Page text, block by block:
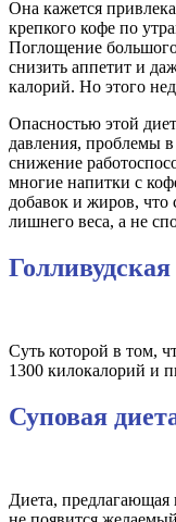
Она кажется
крепкого кофе по
Поглощение
снизить аппетит и
калорий. Но этого
Опасностью этой
давления, проблемы
снижение
многие напитки с
добавок и жиров, что
лишнего веса, а не
Голливудская
Суть которой в том,
1300 килокалорий и
Суповая
Диета, предлагающая